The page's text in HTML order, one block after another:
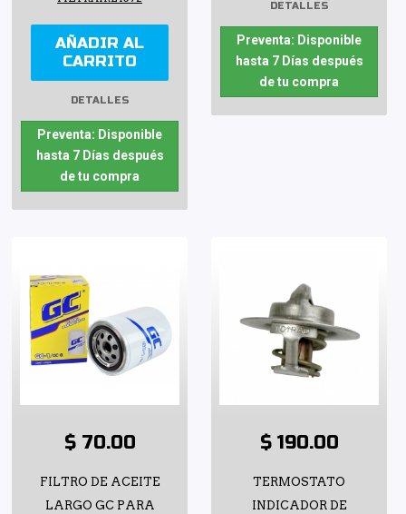
AÑADIR AL
CARRITO
DETALLES
Preventa: Disponible
hasta 7 Días después
de tu compra
DETALLES
Preventa: Disponible
hasta 7 Días después
de tu compra
$ 70.00
FILTRO DE ACEITE
LARGO GC PARA
$ 190.00
TERMOSTATO
INDICADOR DE